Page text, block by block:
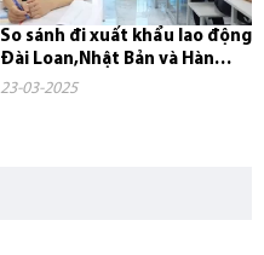
So sánh đi xuất khẩu lao động
Đài Loan,Nhật Bản và Hàn
Quốc
23-03-2025